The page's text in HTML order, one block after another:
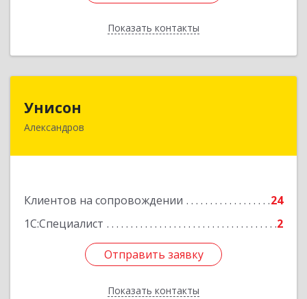
Показать контакты
Назад
Унисон
Александров
Клиентов на сопровождении
24
1С:Специалист
2
Отправить заявку
Показать контакты
601650, Владимирская обл, Александровский р-
Подробнее
Отправить заявку
Назад